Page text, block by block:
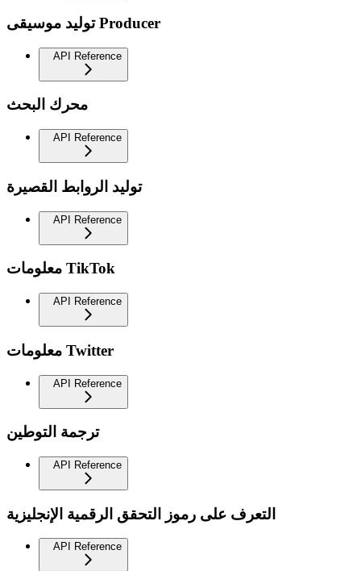
توليد موسيقى Producer
API Reference
محرك البحث
API Reference
توليد الروابط القصيرة
API Reference
معلومات TikTok
API Reference
معلومات Twitter
API Reference
ترجمة التوطين
API Reference
التعرف على رموز التحقق الرقمية الإنجليزية
API Reference